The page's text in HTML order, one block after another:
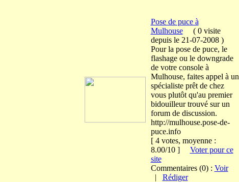
Pose de puce à
Mulhouse(0 visite
depuis le 21-07-2008)
Pour la pose de puce, le
flashage ou le downgrade
de votre console à
Mulhouse, faites appel à un
spécialiste prêt de chez
vous plutôt qu'au premier
bidouilleur trouvé sur un
forum de discussion.
http://mulhouse.pose-de-
puce.info
[ 4 votes, moyenne :
8.00/10 ] Voter pour ce
site
Commentaires (0) : Voir
| Rédiger